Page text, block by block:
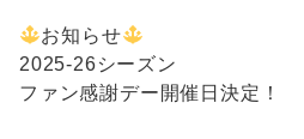
お知らせ
2025-26シーズン
ファン感謝デー開催日決定！